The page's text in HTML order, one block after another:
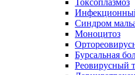
Токсоплазмоз
Синдром
Моноцитоз
Бурсальная
Реовирусный